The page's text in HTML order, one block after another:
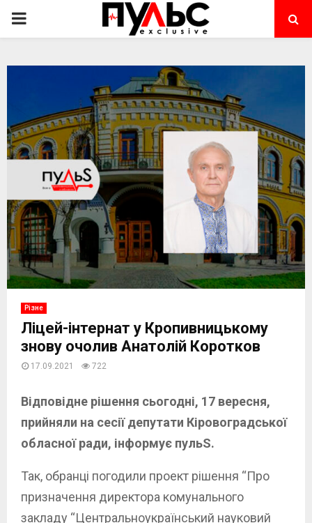
PRIMARY
Різне
Ліцей-інтернат у Кропивницькому
знову очолив Анатолій Коротков
17.09.2021 722
Відповідне рішення сьогодні, 17 вересня,
прийняли на сесії депутати Кіровоградської
обласної ради, інформує пульS.
Так, обранці погодили проект рішення “Про
призначення директора комунального
закладу “Центральноукраїнський науковий